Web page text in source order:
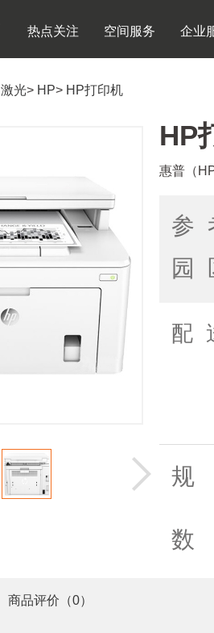
热点关注 空间服务 企业
激光> HP> HP打印机
HP
惠普（
参
园
配
商品评价（0）